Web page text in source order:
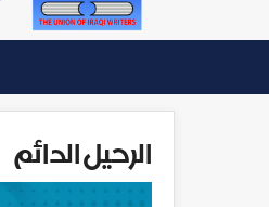
الرحيل الدائم